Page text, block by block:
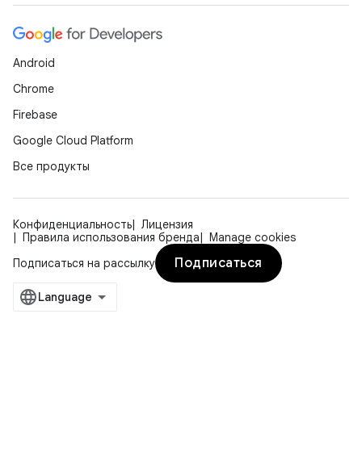
Android
Chrome
Firebase
Google Cloud Platform
Все продукты
Конфиденциальность
Лицензия
Правила использования бренда
Manage cookies
Подписаться на рассылку
Подписаться